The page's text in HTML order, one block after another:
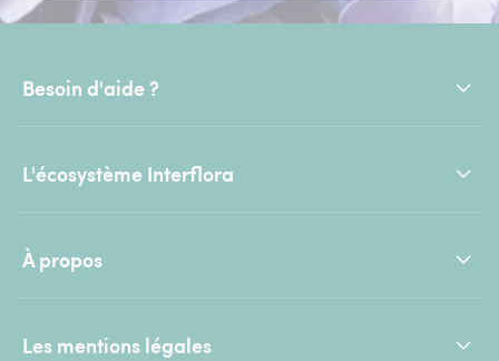
Besoin d'aide ?
L'écosystème Interflora
À propos
Les mentions légales